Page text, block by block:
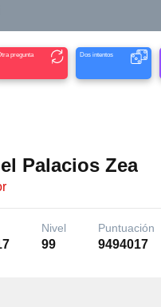
pregunta Dos intentos
Palacios Zea
Nivel
99
Puntuación
9494017